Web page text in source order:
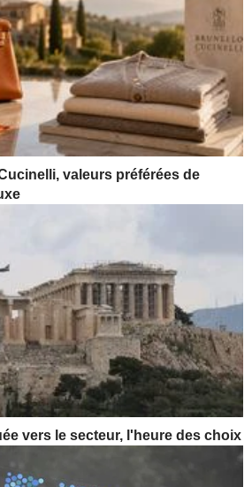
valeurs préférées de
vers le secteur, l'heure des choix